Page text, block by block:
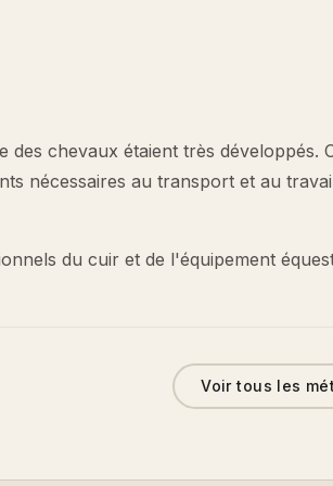
chevaux étaient très développés.
nécessaires au transport et au
du cuir et de l'équipement
Voir tous les